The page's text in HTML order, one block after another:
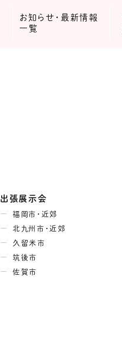
お知らせ・最新情報
一覧
出張展示会
福岡市・近郊
北九州市・近郊
久留米市
筑後市
佐賀市